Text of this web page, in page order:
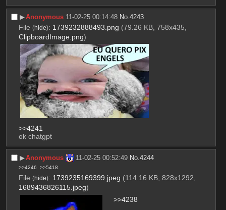
▶︎Anonymous 11-02-25 00:14:48 No.4243
File (hide): 1739232888493.png (79.26 KB, 758x435,
ClipboardImage.png)
>>4241
ok chatgpt
▶︎Anonymous 11-02-25 00:52:49 No.4244
>>4246 >>5418
File (hide): 1739235169399.jpeg (114.16 KB, 828x1292,
1689436826115.jpeg)
>>4238